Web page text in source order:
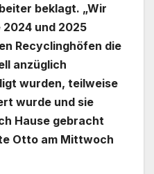
beklagt. „Wir
und 2025
Recyclinghöfen die
anzüglich
wurden, teilweise
wurde und sie
Hause gebracht
Otto am Mittwoch